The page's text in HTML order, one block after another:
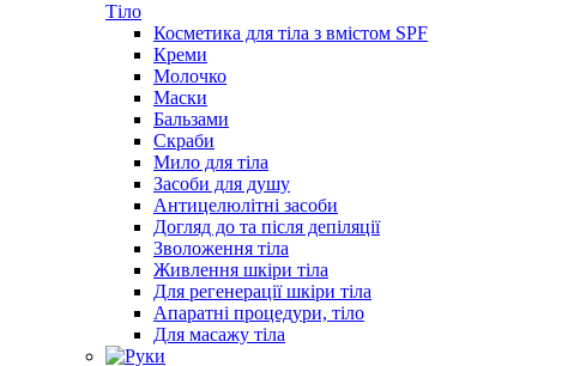
Тіло
Косметика для тіла з вмістом SPF
Креми
Молочко
Маски
Бальзами
Скраби
Мило для тіла
Засоби для душу
Антицелюлітні засоби
Догляд до та після депіляції
Зволоження тіла
Живлення шкіри тіла
Для регенерації шкіри тіла
Апаратні процедури, тіло
Для масажу тіла